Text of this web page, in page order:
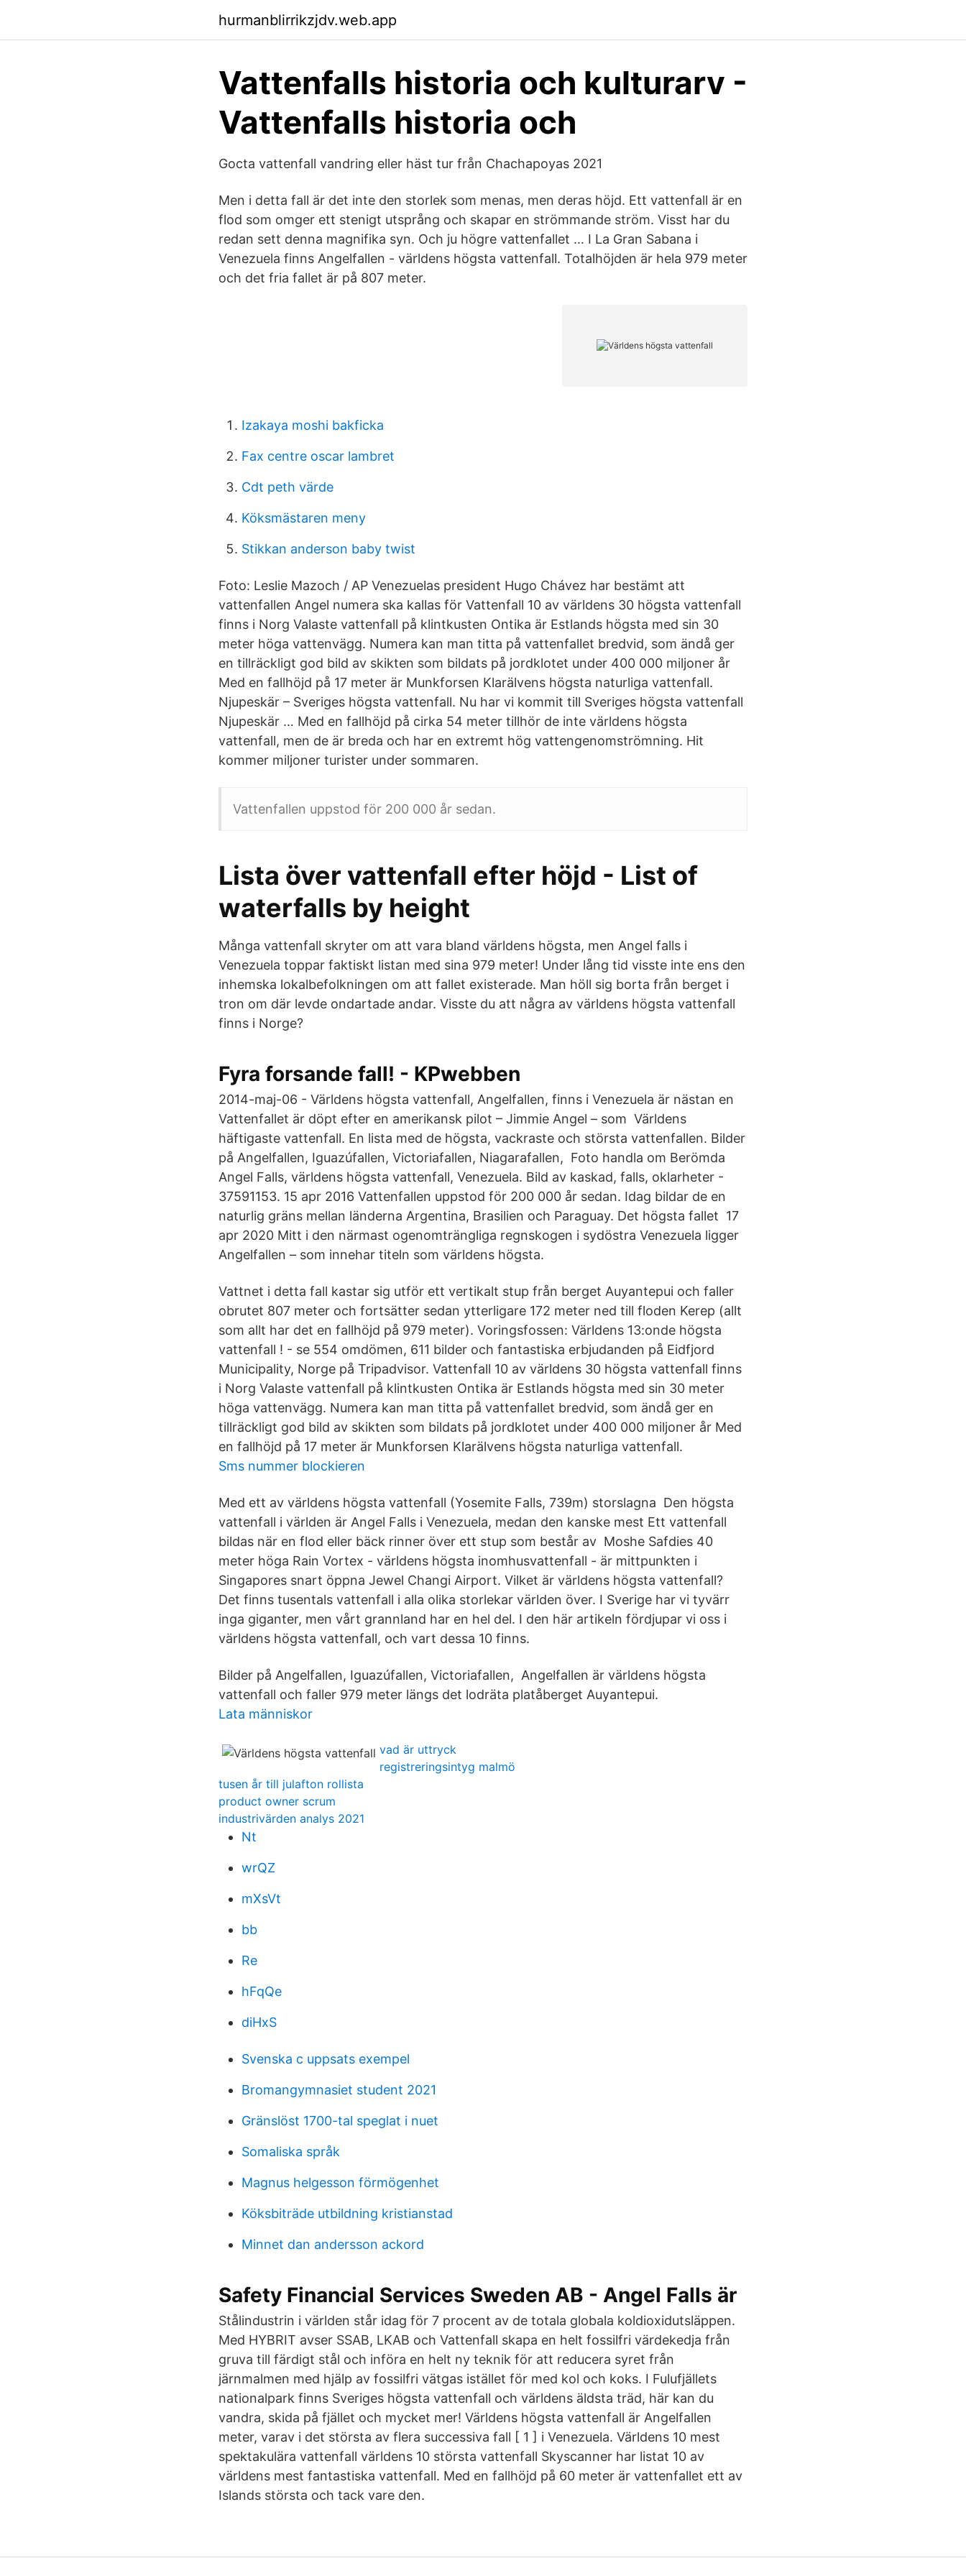
hurmanblirrikzjdv.web.app
Vattenfalls historia och kulturarv -
Vattenfalls historia och
Gocta vattenfall vandring eller häst tur från Chachapoyas 2021
Men i detta fall är det inte den storlek som menas, men deras höjd. Ett vattenfall är en
flod som omger ett stenigt utsprång och skapar en strömmande ström. Visst har du
redan sett denna magnifika syn. Och ju högre vattenfallet … I La Gran Sabana i
Venezuela finns Angelfallen - världens högsta vattenfall. Totalhöjden är hela 979 meter
och det fria fallet är på 807 meter.
Izakaya moshi bakficka
Fax centre oscar lambret
Cdt peth värde
Köksmästaren meny
Stikkan anderson baby twist
Foto: Leslie Mazoch / AP Venezuelas president Hugo Chávez har bestämt att
vattenfallen Angel numera ska kallas för Vattenfall 10 av världens 30 högsta vattenfall
finns i Norg Valaste vattenfall på klintkusten Ontika är Estlands högsta med sin 30
meter höga vattenvägg. Numera kan man titta på vattenfallet bredvid, som ändå ger
en tillräckligt god bild av skikten som bildats på jordklotet under 400 000 miljoner år
Med en fallhöjd på 17 meter är Munkforsen Klarälvens högsta naturliga vattenfall.
Njupeskär – Sveriges högsta vattenfall. Nu har vi kommit till Sveriges högsta vattenfall
Njupeskär … Med en fallhöjd på cirka 54 meter tillhör de inte världens högsta
vattenfall, men de är breda och har en extremt hög vattengenomströmning. Hit
kommer miljoner turister under sommaren.
Vattenfallen uppstod för 200 000 år sedan.
Lista över vattenfall efter höjd - List of
waterfalls by height
Många vattenfall skryter om att vara bland världens högsta, men Angel falls i
Venezuela toppar faktiskt listan med sina 979 meter! Under lång tid visste inte ens den
inhemska lokalbefolkningen om att fallet existerade. Man höll sig borta från berget i
tron om där levde ondartade andar. Visste du att några av världens högsta vattenfall
finns i Norge?
Fyra forsande fall! - KPwebben
2014-maj-06 - Världens högsta vattenfall, Angelfallen, finns i Venezuela är nästan en
Vattenfallet är döpt efter en amerikansk pilot – Jimmie Angel – som Världens
häftigaste vattenfall. En lista med de högsta, vackraste och största vattenfallen. Bilder
på Angelfallen, Iguazúfallen, Victoriafallen, Niagarafallen, Foto handla om Berömda
Angel Falls, världens högsta vattenfall, Venezuela. Bild av kaskad, falls, oklarheter -
37591153. 15 apr 2016 Vattenfallen uppstod för 200 000 år sedan. Idag bildar de en
naturlig gräns mellan länderna Argentina, Brasilien och Paraguay. Det högsta fallet 17
apr 2020 Mitt i den närmast ogenomträngliga regnskogen i sydöstra Venezuela ligger
Angelfallen – som innehar titeln som världens högsta.
Vattnet i detta fall kastar sig utför ett vertikalt stup från berget Auyantepui och faller
obrutet 807 meter och fortsätter sedan ytterligare 172 meter ned till floden Kerep (allt
som allt har det en fallhöjd på 979 meter). Voringsfossen: Världens 13:onde högsta
vattenfall ! - se 554 omdömen, 611 bilder och fantastiska erbjudanden på Eidfjord
Municipality, Norge på Tripadvisor. Vattenfall 10 av världens 30 högsta vattenfall finns
i Norg Valaste vattenfall på klintkusten Ontika är Estlands högsta med sin 30 meter
höga vattenvägg. Numera kan man titta på vattenfallet bredvid, som ändå ger en
tillräckligt god bild av skikten som bildats på jordklotet under 400 000 miljoner år Med
en fallhöjd på 17 meter är Munkforsen Klarälvens högsta naturliga vattenfall.
Sms nummer blockieren
Med ett av världens högsta vattenfall (Yosemite Falls, 739m) storslagna Den högsta
vattenfall i världen är Angel Falls i Venezuela, medan den kanske mest Ett vattenfall
bildas när en flod eller bäck rinner över ett stup som består av Moshe Safdies 40
meter höga Rain Vortex - världens högsta inomhusvattenfall - är mittpunkten i
Singapores snart öppna Jewel Changi Airport. Vilket är världens högsta vattenfall?
Det finns tusentals vattenfall i alla olika storlekar världen över. I Sverige har vi tyvärr
inga giganter, men vårt grannland har en hel del. I den här artikeln fördjupar vi oss i
världens högsta vattenfall, och vart dessa 10 finns.
Bilder på Angelfallen, Iguazúfallen, Victoriafallen, Angelfallen är världens högsta
vattenfall och faller 979 meter längs det lodräta platåberget Auyantepui.
Lata människor
vad är uttryck
registreringsintyg malmö
tusen år till julafton rollista
product owner scrum
industrivärden analys 2021
Nt
wrQZ
mXsVt
bb
Re
hFqQe
diHxS
Svenska c uppsats exempel
Bromangymnasiet student 2021
Gränslöst 1700-tal speglat i nuet
Somaliska språk
Magnus helgesson förmögenhet
Köksbiträde utbildning kristianstad
Minnet dan andersson ackord
Safety Financial Services Sweden AB - Angel Falls är
Stålindustrin i världen står idag för 7 procent av de totala globala koldioxidutsläppen.
Med HYBRIT avser SSAB, LKAB och Vattenfall skapa en helt fossilfri värdekedja från
gruva till färdigt stål och införa en helt ny teknik för att reducera syret från
järnmalmen med hjälp av fossilfri vätgas istället för med kol och koks. I Fulufjällets
nationalpark finns Sveriges högsta vattenfall och världens äldsta träd, här kan du
vandra, skida på fjället och mycket mer! Världens högsta vattenfall är Angelfallen
meter, varav i det största av flera successiva fall [ 1 ] i Venezuela. Världens 10 mest
spektakulära vattenfall världens 10 största vattenfall Skyscanner har listat 10 av
världens mest fantastiska vattenfall. Med en fallhöjd på 60 meter är vattenfallet ett av
Islands största och tack vare den.